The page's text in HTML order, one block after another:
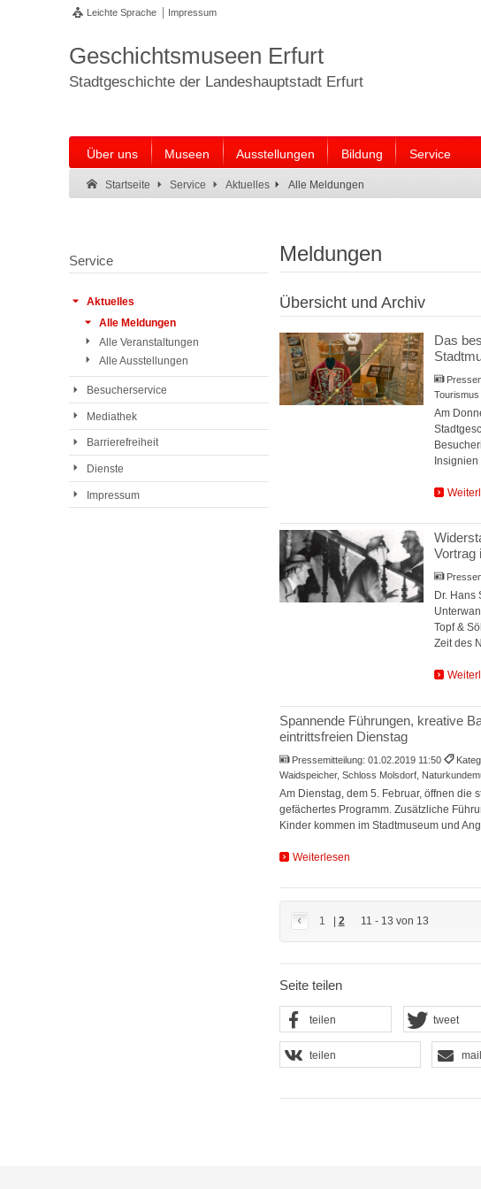
Leichte Sprache Impressum
Geschichtsmuseen Erfurt
Stadtgeschichte der Landeshauptstadt Erfurt
Über uns Museen Ausstellungen Bildung Service
Startseite Service Aktuelles Alle Meldungen
Suche:
Suche Ende.
Meldungen
Übersicht und Archiv
Das
Tourismus
Am
Vortrag
Dr. Hans
Topf &
Zeit des
Spannende Führungen, kreative
eintrittsfreien Dienstag
Pressemitteilung:01.02.2019 11:50
Waidspeicher, Schloss Molsdorf,
Am Dienstag, dem 5. Februar, öffnen die
gefächertes Programm. Zusätzliche
Kinder kommen im Stadtmuseum und
Weiterlesen
1 | 2 11 - 13 von 13
Seite teilen
teilen tweet
teilen mail
Service
Aktuelles
Alle Meldungen
Alle Veranstaltungen
Alle Ausstellungen
Besucherservice
Mediathek
Barrierefreiheit
Dienste
Impressum